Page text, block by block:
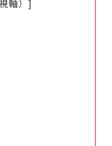
軸）]